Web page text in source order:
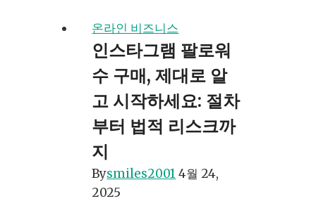
판
매
플
랫
폼
비
교
어
온라인 비즈니스
인스타그램 팔로워
수 구매, 제대로 알
고 시작하세요: 절차
부터 법적 리스크까
지
Bysmiles2001 4월 24,
2025